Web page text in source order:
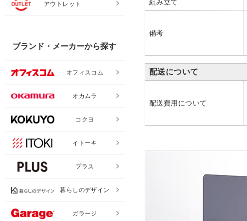
組み立て
備考
配送について
配送費用について
アウトレット
ブランド・メーカーから探す
オフィスコム
オカムラ
コクヨ
イトーキ
プラス
暮らしのデザイン
ガラージ